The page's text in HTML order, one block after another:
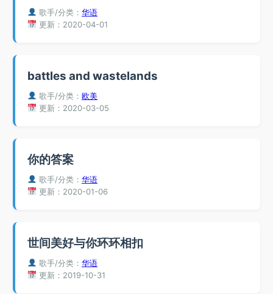
歌手/分类：华语
更新：2020-04-01
battles and wastelands
歌手/分类：欧美
更新：2020-03-05
你的答案
歌手/分类：华语
更新：2020-01-06
世间美好与你环环相扣
歌手/分类：华语
更新：2019-10-31